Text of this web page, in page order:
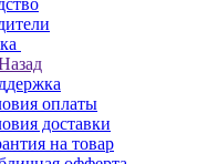
оплаты
доставки
на товар